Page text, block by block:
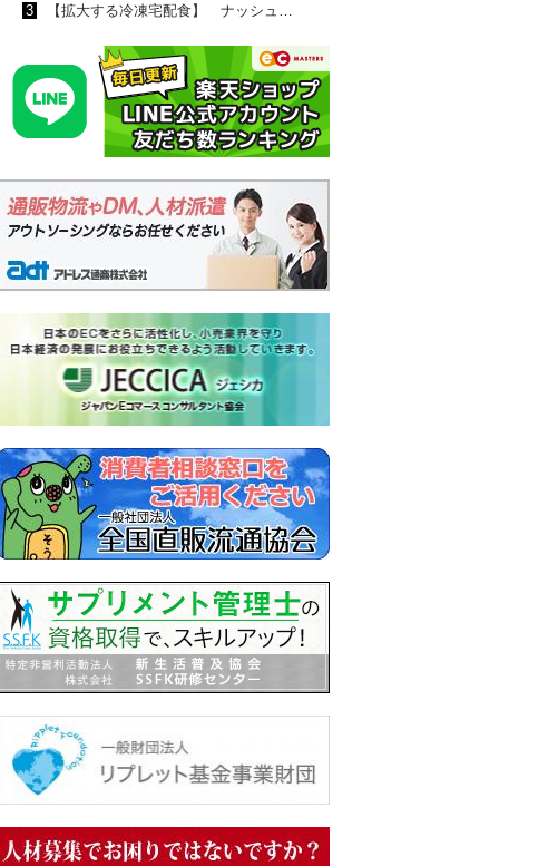
3
【拡大する冷凍宅配食】 ナッシュ…